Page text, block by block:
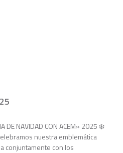
DE NAVIDAD CON ACEM» 2025 ❄️
nuestra emblemática
conjuntamente con los